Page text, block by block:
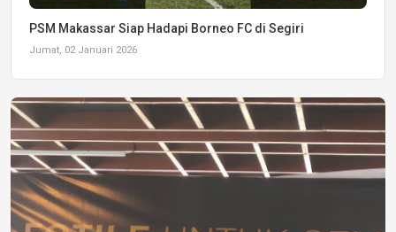
PSM Makassar Siap Hadapi Borneo FC di Segiri
Jumat, 02 Januari 2026